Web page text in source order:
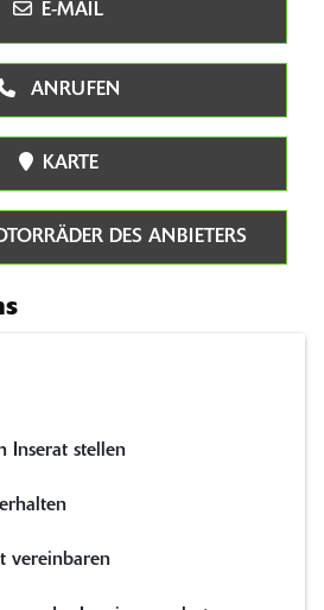
E-MAIL
ANRUFEN
KARTE
DES ANBIETERS
Inserat stellen
vereinbaren